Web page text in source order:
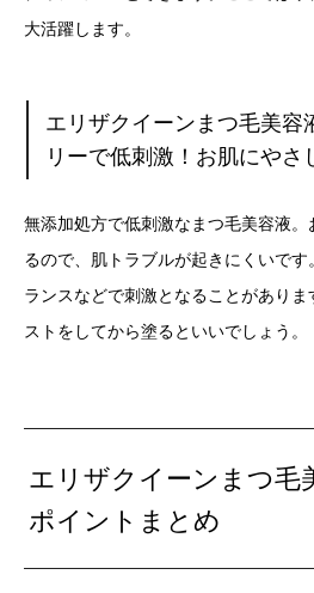
大活躍します。
エリザクイーンまつ毛美
リーで低刺激！お肌にやさ
無添加処方で低刺激なまつ毛美容液
るので、肌トラブルが起きにくいで
ランスなどで刺激となることがあり
ストをしてから塗るといいでしょう。
エリザクイーンまつ毛
ポイントまとめ